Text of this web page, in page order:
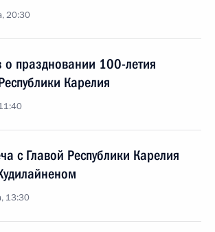
20:30
о праздновании 100-летия
Карелия
с Главой Республики Карелия
13:30